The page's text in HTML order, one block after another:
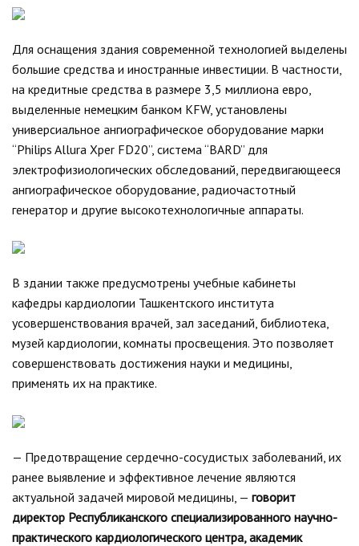
Для оснащения здания современной технологией выделены
большие средства и иностранные инвестиции. В частности,
на кредитные средства в размере 3,5 миллиона евро,
выделенные немецким банком KFW, установлены
универсиальное ангиографическое оборудование марки
“Philips Allura Xper FD20”, система “BARD” для
электрофизиологических обследований, передвигающееся
ангиографическое оборудование, радиочастотный
генератор и другие высокотехнологичные аппараты.
В здании также предусмотрены учебные кабинеты
кафедры кардиологии Ташкентского института
усовершенствования врачей, зал заседаний, библиотека,
музей кардиологии, комнаты просвещения. Это позволяет
совершенствовать достижения науки и медицины,
применять их на практике.
— Предотвращение сердечно-сосудистых заболеваний, их
ранее выявление и эффективное лечение являются
актуальной задачей мировой медицины, — говорит
директор Республиканского специализированного научно-
практического кардиологического центра, академик